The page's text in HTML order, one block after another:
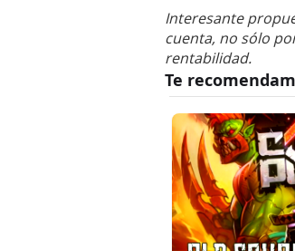
Interesante
cuenta, no sólo
rentabilidad.